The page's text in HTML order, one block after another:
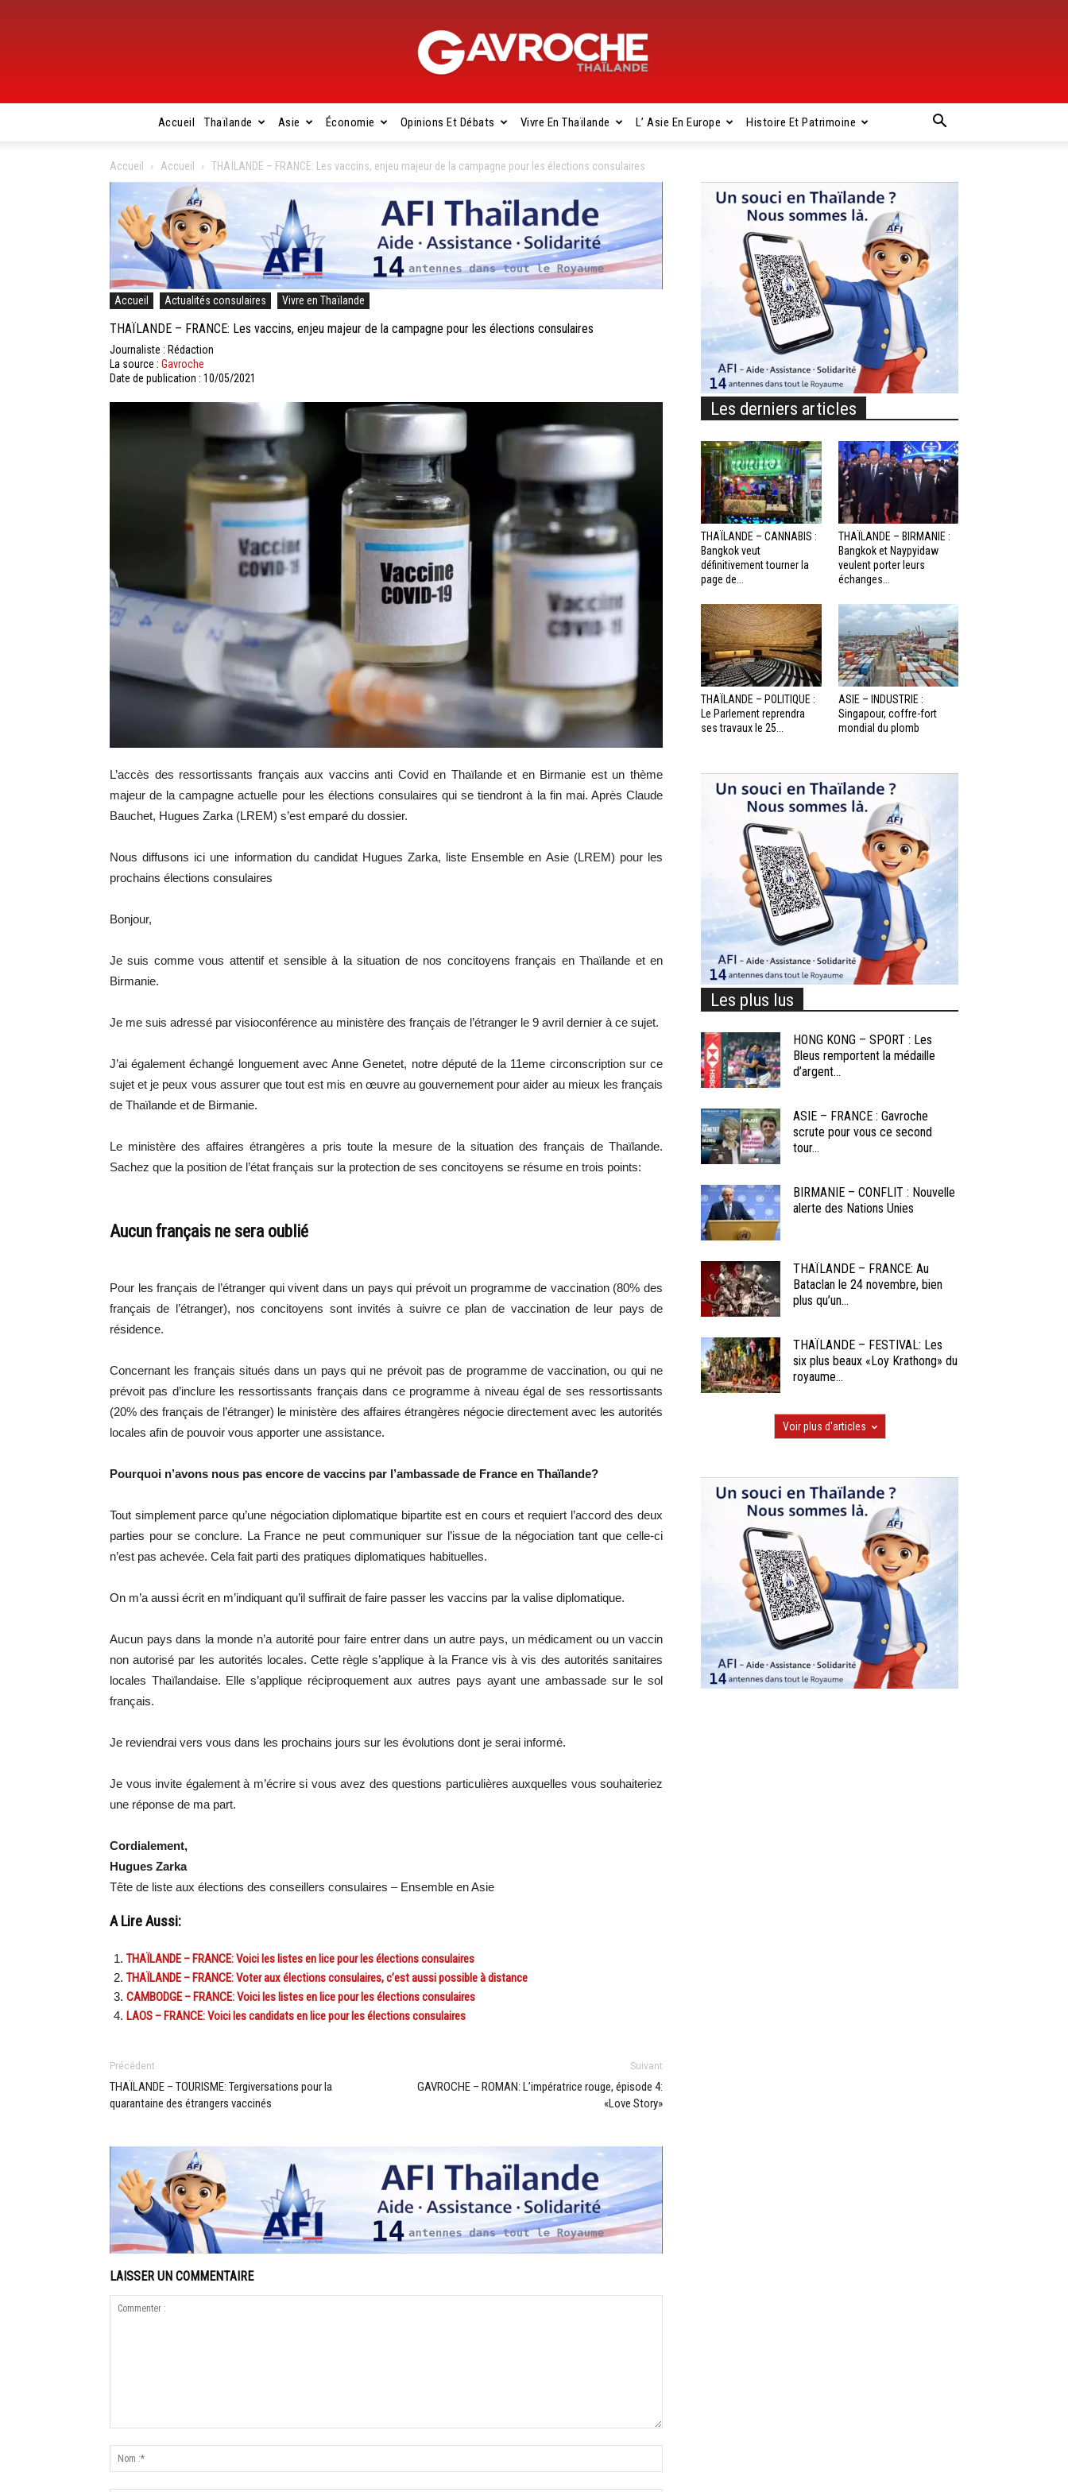
Gavroche
Thaïlande
Accueil Thaïlande Asie Économie Opinions Et Débats Vivre En Thaïlande L’ Asie En Europe Histoire Et Patrimoine
Accueil Accueil THAÏLANDE – FRANCE: Les vaccins, enjeu majeur de la campagne pour les élections consulaires
Accueil Actualités consulaires Vivre en Thaïlande
THAÏLANDE – FRANCE: Les vaccins, enjeu majeur de la campagne pour les élections consulaires
Journaliste : Rédaction
La source : Gavroche
Date de publication : 10/05/2021
L’accès des ressortissants français aux vaccins anti Covid en Thaïlande et en Birmanie est un thème
majeur de la campagne actuelle pour les élections consulaires qui se tiendront à la fin mai. Après Claude
Bauchet, Hugues Zarka (LREM) s’est emparé du dossier.
Nous diffusons ici une information du candidat Hugues Zarka, liste Ensemble en Asie (LREM) pour les
prochains élections consulaires
Bonjour,
Je suis comme vous attentif et sensible à la situation de nos concitoyens français en Thaïlande et en
Birmanie.
Je me suis adressé par visioconférence au ministère des français de l’étranger le 9 avril dernier à ce sujet.
J’ai également échangé longuement avec Anne Genetet, notre député de la 11eme circonscription sur ce
sujet et je peux vous assurer que tout est mis en œuvre au gouvernement pour aider au mieux les français
de Thaïlande et de Birmanie.
Le ministère des affaires étrangères a pris toute la mesure de la situation des français de Thaïlande.
Sachez que la position de l’état français sur la protection de ses concitoyens se résume en trois points:
Aucun français ne sera oublié
Pour les français de l’étranger qui vivent dans un pays qui prévoit un programme de vaccination (80% des
français de l’étranger), nos concitoyens sont invités à suivre ce plan de vaccination de leur pays de
résidence.
Concernant les français situés dans un pays qui ne prévoit pas de programme de vaccination, ou qui ne
prévoit pas d’inclure les ressortissants français dans ce programme à niveau égal de ses ressortissants
(20% des français de l’étranger) le ministère des affaires étrangères négocie directement avec les autorités
locales afin de pouvoir vous apporter une assistance.
Pourquoi n’avons nous pas encore de vaccins par l’ambassade de France en Thaïlande?
Tout simplement parce qu’une négociation diplomatique bipartite est en cours et requiert l’accord des deux
parties pour se conclure. La France ne peut communiquer sur l’issue de la négociation tant que celle-ci
n’est pas achevée. Cela fait parti des pratiques diplomatiques habituelles.
On m’a aussi écrit en m’indiquant qu’il suffirait de faire passer les vaccins par la valise diplomatique.
Aucun pays dans la monde n’a autorité pour faire entrer dans un autre pays, un médicament ou un vaccin
non autorisé par les autorités locales. Cette règle s’applique à la France vis à vis des autorités sanitaires
locales Thaïlandaise. Elle s’applique réciproquement aux autres pays ayant une ambassade sur le sol
français.
Je reviendrai vers vous dans les prochains jours sur les évolutions dont je serai informé.
Je vous invite également à m’écrire si vous avez des questions particulières auxquelles vous souhaiteriez
une réponse de ma part.
Cordialement,
Hugues Zarka
Tête de liste aux élections des conseillers consulaires – Ensemble en Asie
A Lire Aussi:
THAÏLANDE – FRANCE: Voici les listes en lice pour les élections consulaires
THAÏLANDE – FRANCE: Voter aux élections consulaires, c’est aussi possible à distance
CAMBODGE – FRANCE: Voici les listes en lice pour les élections consulaires
LAOS – FRANCE: Voici les candidats en lice pour les élections consulaires
Précédent
THAÏLANDE – TOURISME: Tergiversations pour la
quarantaine des étrangers vaccinés
Suivant
GAVROCHE – ROMAN: L’impératrice rouge, épisode 4:
«Love Story»
LAISSER UN COMMENTAIRE
Les derniers articles
THAÏLANDE – CANNABIS :
Bangkok veut
définitivement tourner la
page de...
THAÏLANDE – BIRMANIE :
Bangkok et Naypyidaw
veulent porter leurs
échanges...
THAÏLANDE – POLITIQUE :
Le Parlement reprendra
ses travaux le 25...
ASIE – INDUSTRIE :
Singapour, coffre-fort
mondial du plomb
Les plus lus
HONG KONG – SPORT : Les
Bleus remportent la médaille
d’argent...
ASIE – FRANCE : Gavroche
scrute pour vous ce second
tour...
BIRMANIE – CONFLIT : Nouvelle
alerte des Nations Unies
THAÏLANDE – FRANCE: Au
Bataclan le 24 novembre, bien
plus qu’un...
THAÏLANDE – FESTIVAL: Les
six plus beaux «Loy Krathong» du
royaume...
Voir plus d'articles